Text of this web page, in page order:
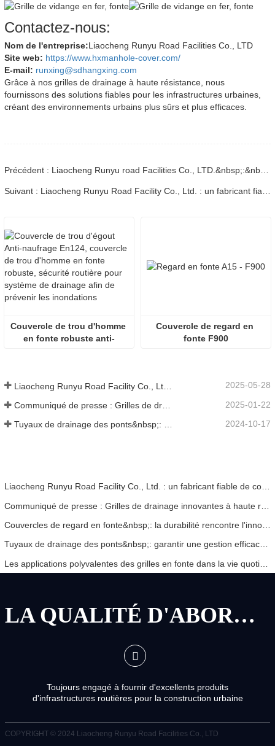
Contactez-nous:
Nom de l'entreprise:Liaocheng Runyu Road Facilities Co., LTD
Site web: https://www.hxmanhole-cover.com/
E-mail: runxing@sdhangxing.com
Grâce à nos grilles de drainage à haute résistance, nous
fournissons des solutions fiables pour les infrastructures urbaines,
créant des environnements urbains plus sûrs et plus efficaces.
Précédent : Liaocheng Runyu road Facilities Co., LTD.&nbsp;:&nbsp;leader de l'innovation dans les produits municipaux et d'infrastructure
Suivant : Liaocheng Runyu Road Facility Co., Ltd. : un fabricant fiable de couvercles de regards pour des infrastructures urbaines plus sûres
Couvercle de trou d'homme
en fonte robuste anti-
Couvercle de regard en
fonte F900
2025-05-28
2025-01-22
2024-10-17
Liaocheng Runyu Road Facility Co., Ltd. : un fabricant fiable de couvercles de regards pour des infrastructures urbaines plus sûres
Tuyaux de drainage des ponts&nbsp;: garantir une gestion efficace de l’eau dans les infrastructures modernes
LA QUALITÉ D'ABORD, LE SERVICE D'ABORD
Toujours engagé à fournir d'excellents produits
d'infrastructures routières pour la construction urbaine
COPYRIGHT © 2024 Liaocheng Runyu Road Facilities Co., LTD